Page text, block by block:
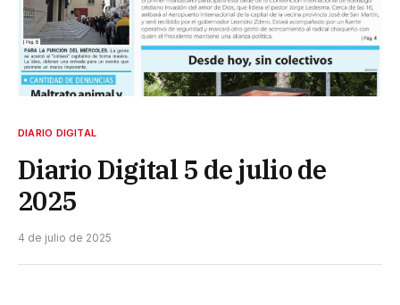
DIARIO DIGITAL
Diario Digital 5 de julio de
2025
4 de julio de 2025